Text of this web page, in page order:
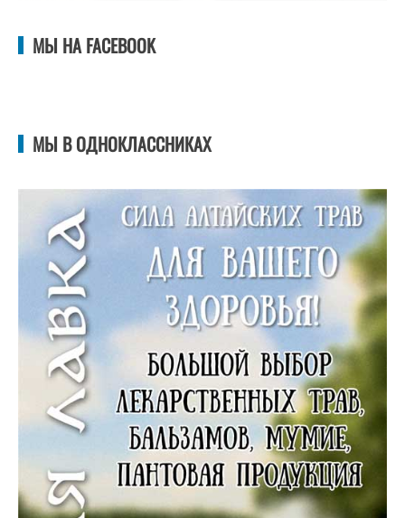
МЫ НА FACEBOOK
МЫ В ОДНОКЛАССНИКАХ